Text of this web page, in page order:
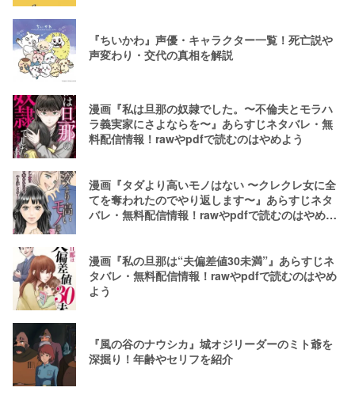
『ちいかわ』声優・キャラクター一覧！死亡説や
声変わり・交代の真相を解説
漫画『私は旦那の奴隷でした。〜不倫夫とモラハ
ラ義実家にさよならを〜』あらすじネタバレ・無
料配信情報！rawやpdfで読むのはやめよう
漫画『タダより高いモノはない 〜クレクレ女に全
てを奪われたのでやり返します〜』あらすじネタ
バレ・無料配信情報！rawやpdfで読むのはやめよ
漫画『私の旦那は“夫偏差値30未満”』あらすじネ
タバレ・無料配信情報！rawやpdfで読むのはやめ
よう
『風の谷のナウシカ』城オジリーダーのミト爺を
深掘り！年齢やセリフを紹介